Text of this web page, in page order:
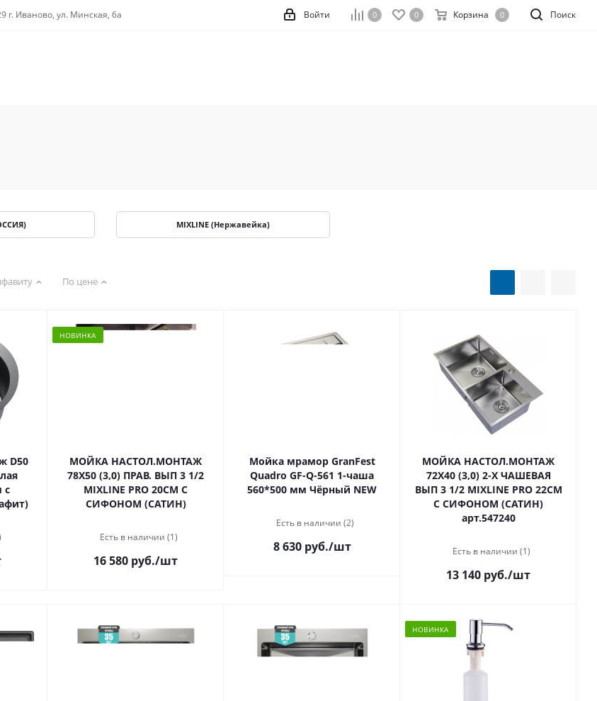
г. Иваново, ул. Минская, 6а Поиск
0 0 Корзина 0
Войти
MIXLINE (Нержавейка)
По цене
D50
с
НОВИНКА
МОЙКА НАСТОЛ.МОНТАЖ
78Х50 (3,0) ПРАВ. ВЫП 3 1/2
MIXLINE PRO 20СМ С
СИФОНОМ (САТИН)
Есть в наличии (1)
16 580 руб./шт
Мойка мрамор GranFest
Quadro GF-Q-561 1-чаша
560*500 мм Чёрный NEW
Есть в наличии (2)
8 630 руб./шт
МОЙКА НАСТОЛ.МОНТАЖ
72Х40 (3,0) 2-Х ЧАШЕВАЯ
ВЫП 3 1/2 MIXLINE PRO 22СМ
С СИФОНОМ (САТИН)
арт.547240
Есть в наличии (1)
13 140 руб./шт
НОВИНКА